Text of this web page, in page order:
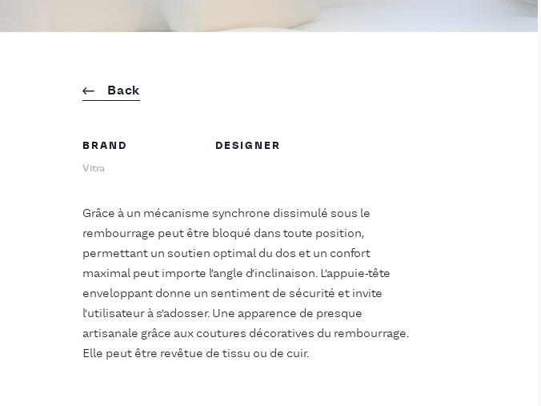
Back
BRAND
Vitra
DESIGNER
Grâce à un mécanisme synchrone dissimulé sous le
rembourrage peut être bloqué dans toute position,
permettant un soutien optimal du dos et un confort
maximal peut importe l’angle d’inclinaison. L’appuie-tête
enveloppant donne un sentiment de sécurité et invite
l’utilisateur à s’adosser. Une apparence de presque
artisanale grâce aux coutures décoratives du rembourrage.
Elle peut être revêtue de tissu ou de cuir.